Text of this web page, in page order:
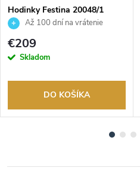
Hodinky Festina 20048/1
Až 100 dní na vrátenie
tovaru. Autorizovaný predajca.
€209
Skladom
DO KOŠÍKA